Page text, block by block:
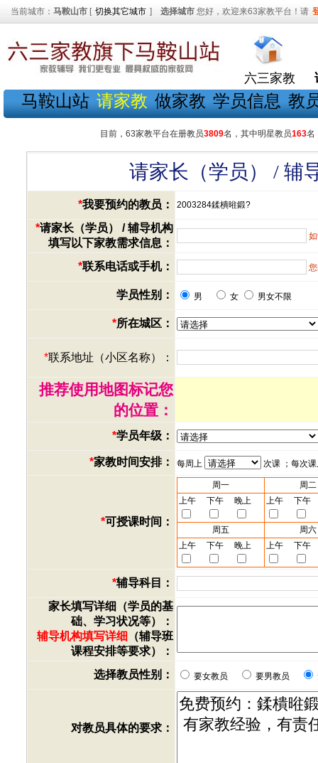
当前城市： 马鞍山市 [ 切换其它城市 ] 选择城市 您好，欢迎来63家教平台！请
六三家教
马鞍山站 请家教 做家教 学员信息 教
目前，63家教平台在册教员3809名，其中明星教员163名
请家长（学员） / 辅
*我要预约的教员： 2003284鍒樻暀鍛?
*请家长（学员） / 辅导机构
填写以下家教需求信息：
*联系电话或手机：
学员性别： 男 女 男女不限
*所在城区：
*联系地址（小区名称）：
推荐使用地图标记您
的位置：
*学员年级：
*家教时间安排： 每周上 次课 ；每次
*可授课时间：
周一
周二
上午
下午 晚上 上午 下午
周五
周六
上午
下午 晚上 上午 下午
*辅导科目：
家长填写详细（学员的基
础、学习状况等）：
辅导机构填写详细 （辅导班
课程安排等要求）：
选择教员性别：
要女教员 要男教员
对教员具体的要求：